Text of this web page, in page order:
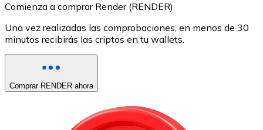
Comienza a comprar Render (RENDER)
Una vez realizadas las comprobaciones, en menos de 30
minutos recibirás las criptos en tu wallets.
Comprar RENDER ahora